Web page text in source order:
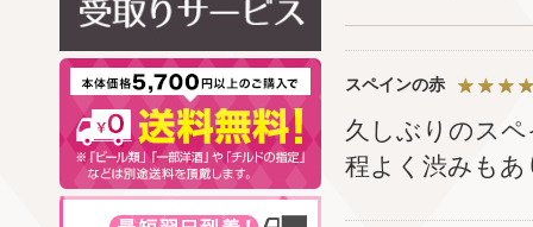
スペインの赤
久しぶりのス
程よく渋みも